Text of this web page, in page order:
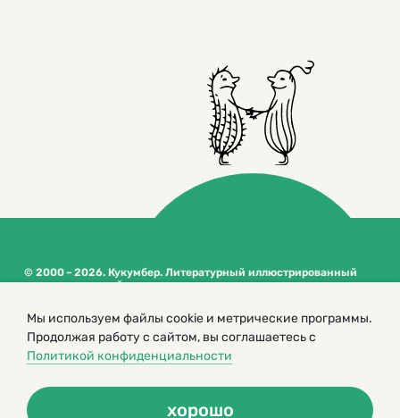
© 2000 – 2026. Кукумбер. Литературный иллюстрированный
журнал для детей
сайта
Политика конфиденциальности
Мы используем файлы cookie и метрические программы.
Продолжая работу с сайтом, вы соглашаетесь с
Политикой конфиденциальности
хорошо